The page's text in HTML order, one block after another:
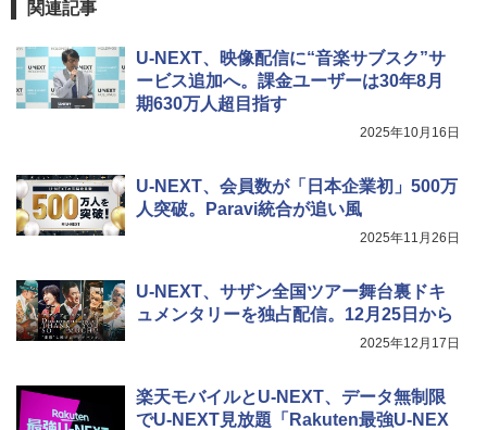
関連記事
U-NEXT、映像配信に“音楽サブスク”サ
ービス追加へ。課金ユーザーは30年8月
期630万人超目指す
2025年10月16日
U-NEXT、会員数が「日本企業初」500万
人突破。Paravi統合が追い風
2025年11月26日
U-NEXT、サザン全国ツアー舞台裏ドキ
ュメンタリーを独占配信。12月25日から
2025年12月17日
楽天モバイルとU-NEXT、データ無制限
でU-NEXT見放題「Rakuten最強U-NEX